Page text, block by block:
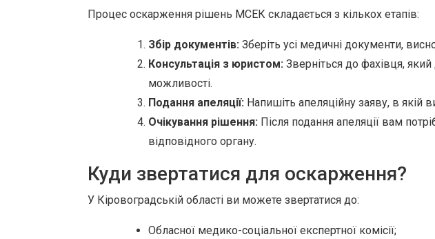
Процес оскарження рішень МСЕК складається з кількох етапів:
Збір документів: Зберіть усі медичні документи,
Консультація з юристом: Зверніться до фахівця,
можливості.
Подання апеляції: Напишіть апеляційну заяву, в якій
Очікування рішення: Після подання апеляції вам
відповідного органу.
Куди звертатися для оскарження?
У Кіровоградській області ви можете звертатися до:
Обласної медико-соціальної експертної комісії;